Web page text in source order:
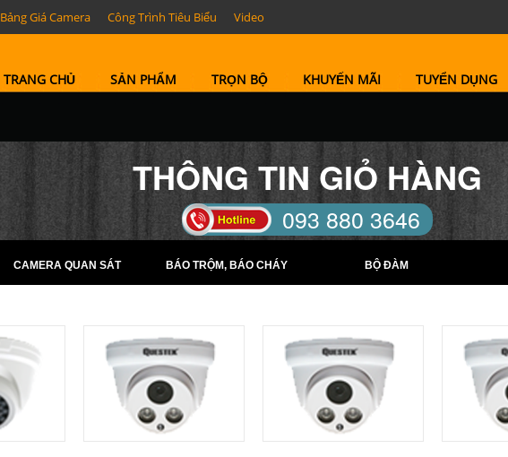
Bảng Giá Camera Công Trình Tiêu Biểu Video
TRANG CHỦ SẢN PHẨM TRỌN BỘ KHUYẾN MÃI TUYỂN DỤNG
THÔNG TIN GIỎ HÀNG
093 880 3646
TELL: (0274) 6569422 -
(0274) 6569423
CAMERA QUAN SÁT BÁO TRỘM, BÁO CHÁY BỘ ĐÀM